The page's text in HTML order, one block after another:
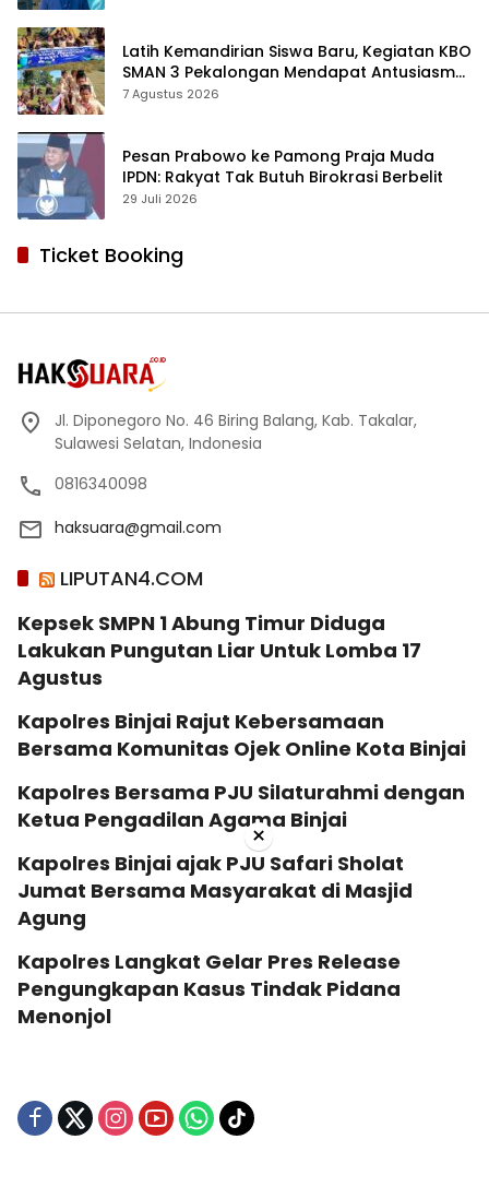
Latih Kemandirian Siswa Baru, Kegiatan KBO
SMAN 3 Pekalongan Mendapat Antusiasme
dan Respon Positif Orang Tua Murid
7 Agustus 2026
Pesan Prabowo ke Pamong Praja Muda
IPDN: Rakyat Tak Butuh Birokrasi Berbelit
29 Juli 2026
Ticket Booking
Jl. Diponegoro No. 46 Biring Balang, Kab. Takalar,
Sulawesi Selatan, Indonesia
0816340098
haksuara@gmail.com
LIPUTAN4.COM
Kepsek SMPN 1 Abung Timur Diduga
Lakukan Pungutan Liar Untuk Lomba 17
Agustus
Kapolres Binjai Rajut Kebersamaan
Bersama Komunitas Ojek Online Kota Binjai
Kapolres Bersama PJU Silaturahmi dengan
Ketua Pengadilan Agama Binjai
Kapolres Binjai ajak PJU Safari Sholat
Jumat Bersama Masyarakat di Masjid
Agung
Kapolres Langkat Gelar Pres Release
Pengungkapan Kasus Tindak Pidana
Menonjol
×